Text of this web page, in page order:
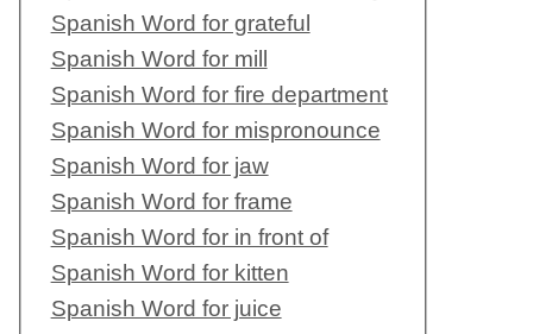
Spanish Word for grateful
Spanish Word for mill
Spanish Word for fire department
Spanish Word for mispronounce
Spanish Word for jaw
Spanish Word for frame
Spanish Word for in front of
Spanish Word for kitten
Spanish Word for juice